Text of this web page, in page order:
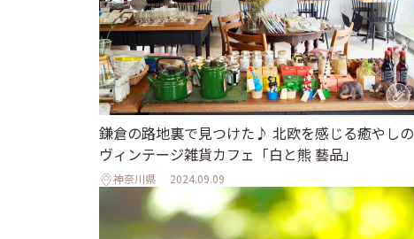
鎌倉の路地裏で見つけた♪ 北欧を感じる癒やしの
ヴィンテージ雑貨カフェ「白と熊 藝品」
神奈川県 2024.09.09